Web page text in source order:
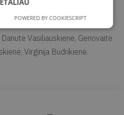
Stankienė, Waldemar
Raimundas
Vasiliauskienė, Genovaitė
Virginija Budrikienė.
POWERED BY COOKIESCRIPT